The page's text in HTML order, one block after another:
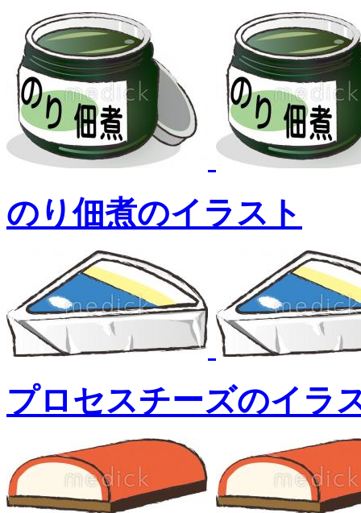
のり佃煮のイラスト
プロセスチーズのイラ